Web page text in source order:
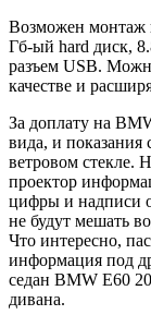
Возможен монтаж
Гб-ый hard диск,
разъем USB.
качестве и
За доплату на
вида, и показания
ветровом стекле.
проектор
цифры и надписи
не будут мешать
Что интересно,
информация под
седан BMW E60
дивана.